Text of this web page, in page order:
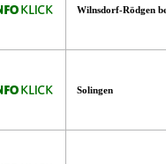
Wilnsdorf-Rödgen
Solingen